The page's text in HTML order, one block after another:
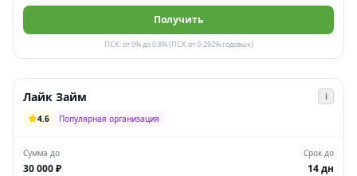
Получить
ПСК: от 0% до 0.8% (ПСК от 0-292% годовых)
Лайк Займ
i
4.6
Популярная организация
Сумма до
30 000 ₽
Срок до
14 дн